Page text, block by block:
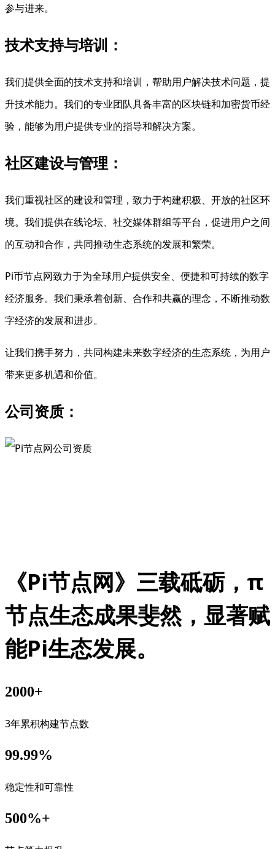
参与进来。
技术支持与培训：
我们提供全面的技术支持和培训，帮助用户解决技术问题，提
升技术能力。我们的专业团队具备丰富的区块链和加密货币经
验，能够为用户提供专业的指导和解决方案。
社区建设与管理：
我们重视社区的建设和管理，致力于构建积极、开放的社区环
境。我们提供在线论坛、社交媒体群组等平台，促进用户之间
的互动和合作，共同推动生态系统的发展和繁荣。
Pi币节点网致力于为全球用户提供安全、便捷和可持续的数字
经济服务。我们秉承着创新、合作和共赢的理念，不断推动数
字经济的发展和进步。
让我们携手努力，共同构建未来数字经济的生态系统，为用户
带来更多机遇和价值。
公司资质：
《Pi节点网》三载砥砺，π
节点生态成果斐然，显著赋
能Pi生态发展。
2000+
3年累积构建节点数
99.99%
稳定性和可靠性
500%+